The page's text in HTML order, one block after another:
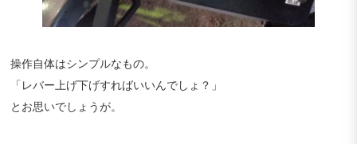
操作自体はシンプルなもの。
「レバー上げ下げすればいいんでしょ？」
とお思いでしょうが。